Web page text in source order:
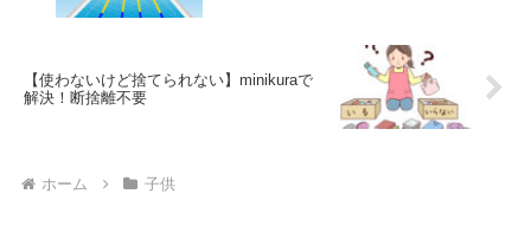
【使わないけど捨てられない】minikuraで
解決！断捨離不要
ホーム 子供